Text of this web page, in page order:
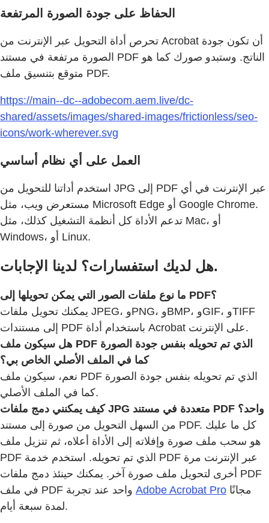
الحفاظ على جودة الصورة المرتفعة
تحرص أداة التحويل عبر الإنترنت من Acrobat أن تكون جودة
الصورة مرتفعة في مستند PDF الناتج. وستبدو صورك كما هو
متوقع بتنسيق ملف PDF.
https://main--dc--adobecom.aem.live/dc-
shared/assets/images/shared-images/frictionless/seo-
icons/work-wherever.svg
العمل على أي نظام أساسي
استخدم أداتنا للتحويل من JPG إلى PDF عبر الإنترنت في أي
مستعرض ويب، مثل Microsoft Edge أو Google Chrome.
تدعم الأداة كل أنظمة التشغيل كذلك، مثل Mac، أو
Windows، أو Linux.
هل لديك استفسارات؟ لدينا الإجابات.
ما نوع ملفات الصور التي يمكن تحويلها إلى PDF؟
يمكنك تحويل ملفات JPEG، وPNG، وBMP، وGIF، وTIFF
إلى مستندات PDF باستخدام أداة Acrobat على الإنترنت.
هل سيكون ملف PDF الذي تم تحويله بنفس جودة الصورة
كما في الملف الأصلي الخاص بي؟
نعم، سيكون ملف PDF الذي تم تحويله بنفس جودة الصورة
كما في الملف الأصلي.
كيف يمكنني دمج ملفات JPG متعددة في مستند PDF واحد؟
من السهل التحويل من صورة إلى مستند PDF. كل ما عليك
هو سحب ملف صورة وإفلاته إلى الأداة أعلاه، ثم تنزيل ملف
PDF الذي تم تحويله. استخدم خدمة PDF عبر الإنترنت مرة
أخرى لتحويل ملف صورة آخر. يمكنك حينئذ دمج ملفات PDF
Adobe Acrobat Pro
لمدة سبعة أيام.